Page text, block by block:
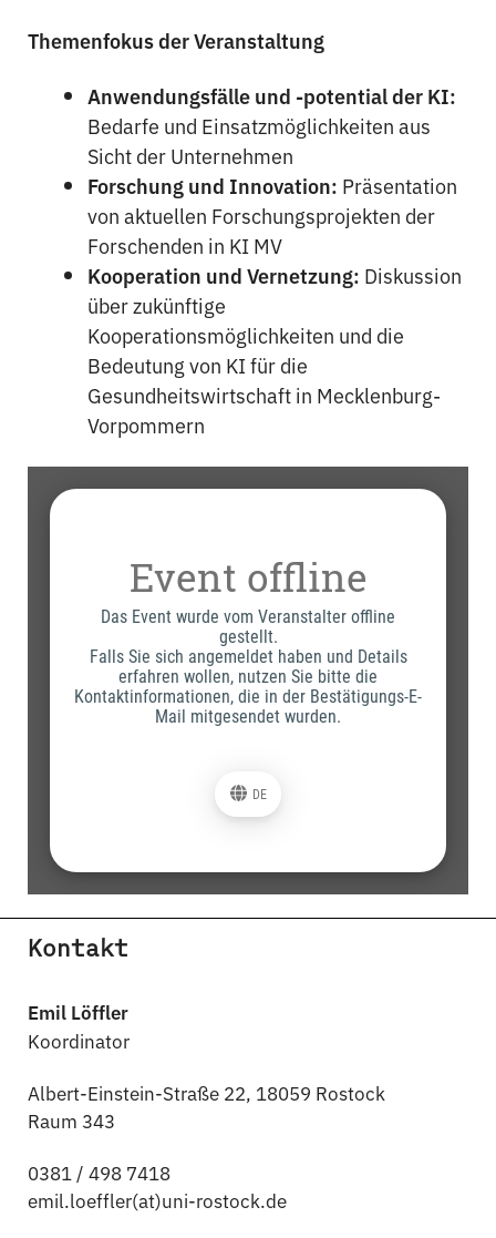
Themenfokus der Veranstaltung
Anwendungsfälle und -potential der KI:
Bedarfe und Einsatzmöglichkeiten aus
Sicht der Unternehmen
Forschung und Innovation: Präsentation
von aktuellen Forschungsprojekten der
Forschenden in KI MV
Kooperation und Vernetzung: Diskussion
über zukünftige
Kooperationsmöglichkeiten und die
Bedeutung von KI für die
Gesundheitswirtschaft in Mecklenburg-
Vorpommern
Kontakt
Emil Löffler
Koordinator
Albert-Einstein-Straße 22, 18059 Rostock
Raum 343
0381 / 498 7418
emil.loeffler(at)uni-rostock.de